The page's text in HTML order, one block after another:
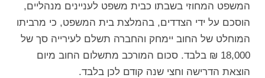
המשפט המחוזי בשבתו כבית משפט לעניינים מנהליים,
הוסכם על ידי הצדדים, בהמלצת בית המשפט, כי מרביתו
המוחלט של החוב יימחק והחברה תשלם לעירייה סך של
18,000 ₪ בלבד. סכום המורכב מתשלום החוב מיום
הוצאת הדרישה וחצי שנה קודם לכן בלבד.